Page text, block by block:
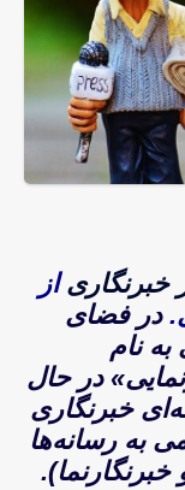
خبرنگاریاز
در فضای
نام
در حال
خبرنگاری
به رسانه‌ها